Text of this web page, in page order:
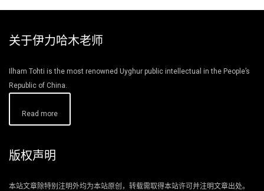
关于伊力哈木老师
Ilham Tohti is the most renowned Uyghur public intellectual in the People’s
Republic of China.
Read more
版权声明
本站文章除特别注明外均为本站原创，转载需取得本站许可并注明文章出处。